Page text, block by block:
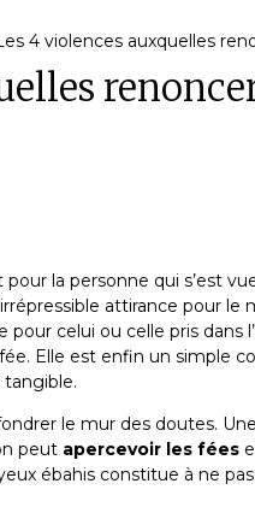
4 violences auxquelles
la personne qui s’est
attirance pour le
pour celui ou celle pris dans
Elle est enfin un simple
le mur des doutes.
peut apercevoir les fées
ébahis constitue à ne